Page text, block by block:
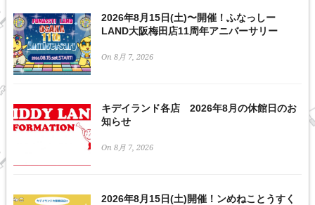
2026年8月15日(土)〜開催！ふなっしー
LAND大阪梅田店11周年アニバーサリー
On 8月 7, 2026
キデイランド各店 2026年8月の休館日のお
知らせ
On 8月 7, 2026
2026年8月15日(土)開催！ンめねことうすく